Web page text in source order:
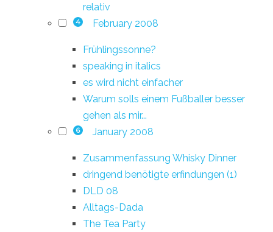
relativ
4 February 2008
Frühlingssonne?
speaking in italics
es wird nicht einfacher
Warum solls einem Fußballer besser
gehen als mir...
6 January 2008
Zusammenfassung Whisky Dinner
dringend benötigte erfindungen (1)
DLD 08
Alltags-Dada
The Tea Party